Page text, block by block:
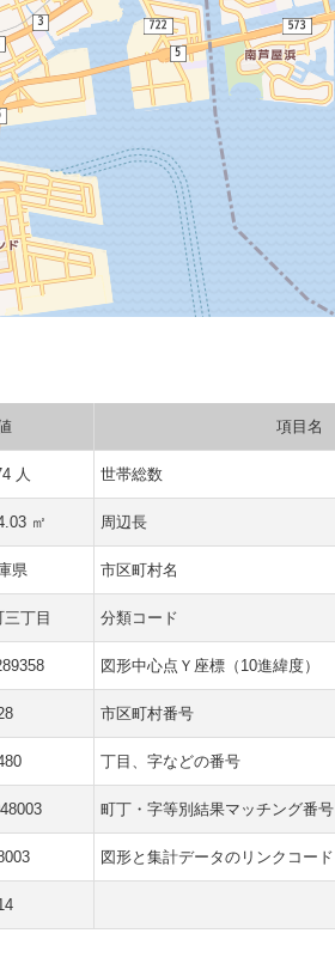
項目名
人 世帯総数
㎡ 周辺長
県 市区町村名
丁目 分類コード
図形中心点Ｙ座標（10進緯度）
市区町村番号
丁目、字などの番号
町丁・字等別結果マッチング番号
図形と集計データのリンクコード